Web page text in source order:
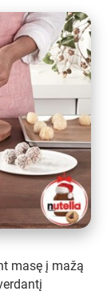
masę į mažą